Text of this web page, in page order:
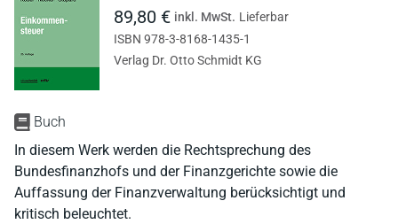
Buch
In diesem Werk werden die Rechtsprechung des
Bundesfinanzhofs und der Finanzgerichte sowie die
Auffassung der Finanzverwaltung berücksichtigt und
kritisch beleuchtet.
89,80 € inkl. MwSt. Lieferbar
ISBN 978-3-8168-1435-1
Verlag Dr. Otto Schmidt KG